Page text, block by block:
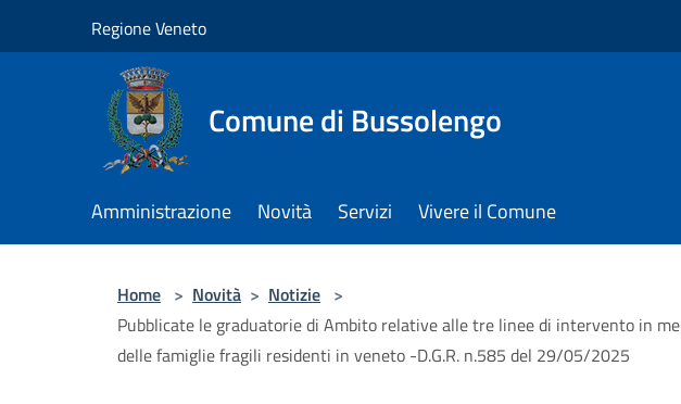
Regione Veneto
Comune di Bussolengo
Amministrazione Novità Servizi Vivere il Comune
Home > Novità > Notizie >
Pubblicate le graduatorie di Ambito relative alle tre linee di intervento in
delle famiglie fragili residenti in veneto -D.G.R. n.585 del 29/05/2025